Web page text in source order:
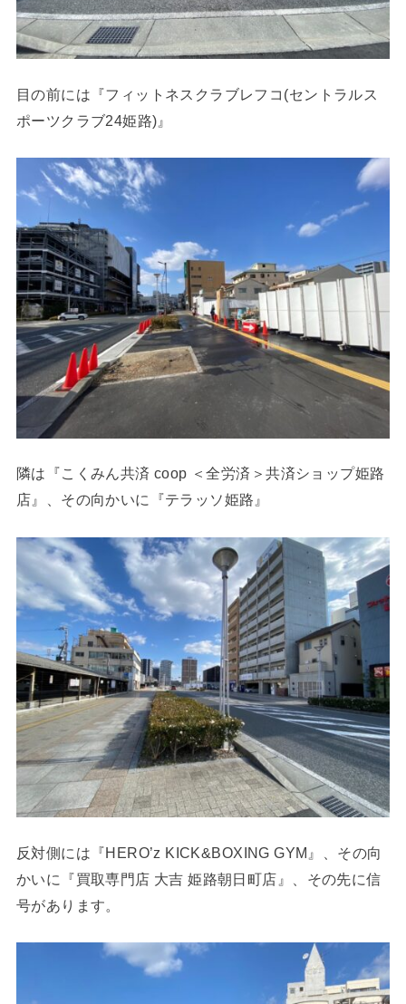
目の前には『フィットネスクラブレフコ(セントラルス
ポーツクラブ24姫路)』
隣は『こくみん共済 coop ＜全労済＞共済ショップ姫路
店』、その向かいに『テラッソ姫路』
反対側には『HERO’z KICK&BOXING GYM』、その向
かいに『買取専門店 大吉 姫路朝日町店』、その先に信
号があります。